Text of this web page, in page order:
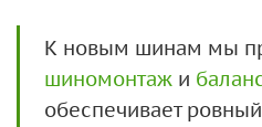
К новым шинам мы
шиномонтаж и
обеспечивает